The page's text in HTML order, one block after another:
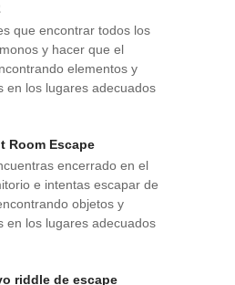
que encontrar todos los
y hacer que el
elementos y
en los lugares adecuados
Room Escape
encerrado en el
e intentas escapar de
objetos y
en los lugares adecuados
riddle de escape